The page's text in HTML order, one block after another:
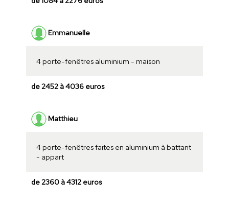
Emmanuelle
4 porte-fenêtres aluminium - maison
de 2452 à 4036 euros
Matthieu
4 porte-fenêtres faites en aluminium à battant
- appart
de 2360 à 4312 euros